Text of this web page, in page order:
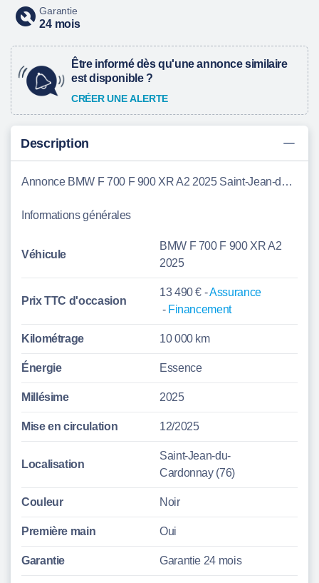
Garantie
24 mois
Être informé dès qu'une annonce similaire
est disponible ?
CRÉER UNE ALERTE
Description
Annonce BMW F 700 F 900 XR A2 2025 Saint-Jean-du-Cardonnay
Informations générales
Véhicule
BMW F 700 F 900 XR A2
2025
Prix TTC d'occasion
13 490 € -Assurance
- Financement
Kilométrage 10 000 km
Énergie Essence
Millésime 2025
Mise en circulation 12/2025
Localisation
Saint-Jean-du-
Cardonnay (76)
Couleur Noir
Première main Oui
Garantie Garantie 24 mois